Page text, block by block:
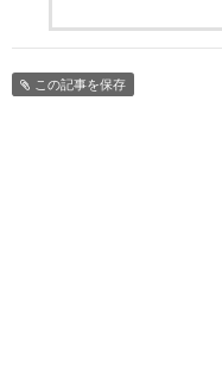
この記事を保存